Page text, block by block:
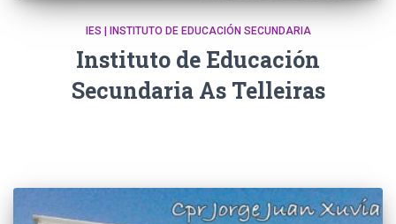
IES | INSTITUTO DE EDUCACIÓN SECUNDARIA
Instituto de Educación
Secundaria As Telleiras